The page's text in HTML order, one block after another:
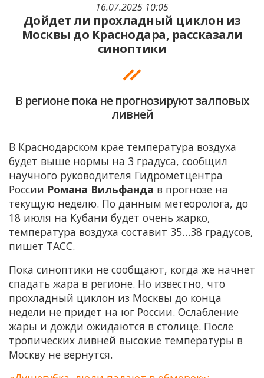
16.07.2025 10:05
Дойдет ли прохладный циклон из
Москвы до Краснодара, рассказали
синоптики
В регионе пока не прогнозируют залповых
ливней
В Краснодарском крае температура воздуха
будет выше нормы на 3 градуса, сообщил
научного руководителя Гидрометцентра
России Романа Вильфанда в прогнозе на
текущую неделю. По данным метеоролога, до
18 июля на Кубани будет очень жарко,
температура воздуха составит 35…38 градусов,
пишет ТАСС.
Пока синоптики не сообщают, когда же начнет
спадать жара в регионе. Но известно, что
прохладный циклон из Москвы до конца
недели не придет на юг России. Ослабление
жары и дожди ожидаются в столице. После
тропических ливней высокие температуры в
Москву не вернутся.